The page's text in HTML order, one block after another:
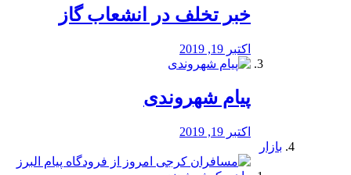
خبر تخلف در انشعاب گاز
اکتبر 19, 2019
پیام شهروندی
اکتبر 19, 2019
بازار